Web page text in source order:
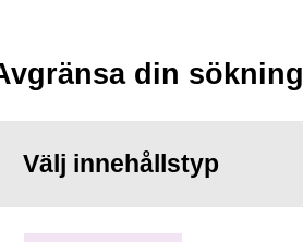
din sökning
Välj innehållstyp